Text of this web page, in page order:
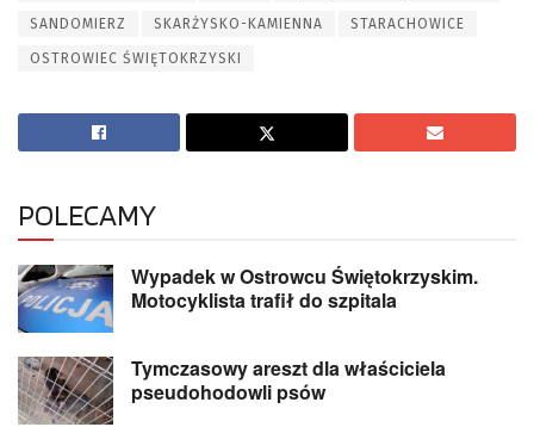
SANDOMIERZ SKARŻYSKO-KAMIENNA STARACHOWICE
OSTROWIEC ŚWIĘTOKRZYSKI
POLECAMY
Wypadek w Ostrowcu Świętokrzyskim.
Motocyklista trafił do szpitala
Tymczasowy areszt dla właściciela
pseudohodowli psów